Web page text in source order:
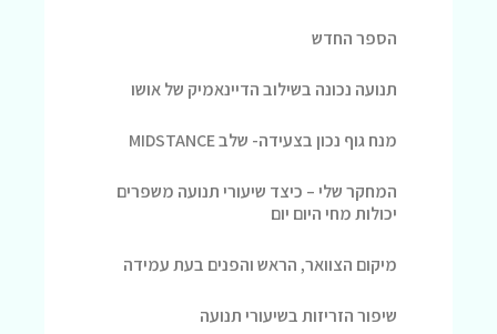
הספר החדש
תנועה נכונה בשילוב הדיינאמיק של אושו
מנח גוף נכון בצעידה- שלב MIDSTANCE
המחקר שלי – כיצד שיעורי תנועה משפרים
יכולות מחי היום יום
מיקום הצוואר, הראש והפנים בעת עמידה
שיפור הזריזות בשיעורי תנועה